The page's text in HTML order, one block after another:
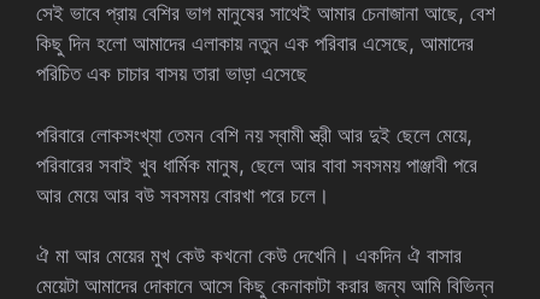
সেই ভাবে প্রায় বেশির ভাগ মানুষের সাথেই আমার চেনাজানা আছে, বেশ
কিছু দিন হলো আমাদের এলাকায় নতুন এক পরিবার এসেছে, আমাদের
পরিচিত এক চাচার বাসয় তারা ভাড়া এসেছে
পরিবারে লোকসংখ্যা তেমন বেশি নয় স্বামী স্ত্রী আর দুই ছেলে মেয়ে,
পরিবারের সবাই খুব ধার্মিক মানুষ, ছেলে আর বাবা সবসময় পাঞ্জাবী পরে
আর মেয়ে আর বউ সবসময় বোরখা পরে চলে।
ঐ মা আর মেয়ের মুখ কেউ কখনো কেউ দেখেনি। একদিন ঐ বাসার
মেয়েটা আমাদের দোকানে আসে কিছু কেনাকাটা করার জন্য আমি বিভিন্ন